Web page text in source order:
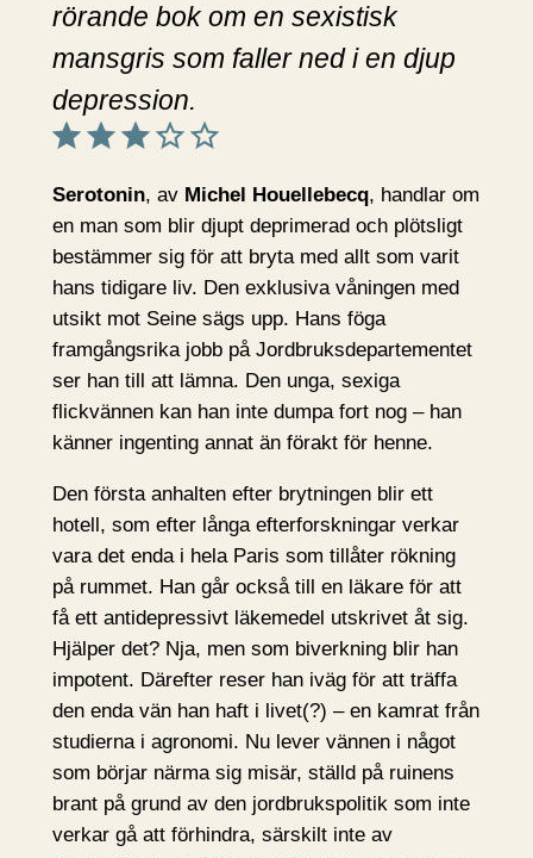
rörande bok om en sexistisk
mansgris som faller ned i en djup
depression.
Serotonin, av Michel Houellebecq, handlar om
en man som blir djupt deprimerad och plötsligt
bestämmer sig för att bryta med allt som varit
hans tidigare liv. Den exklusiva våningen med
utsikt mot Seine sägs upp. Hans föga
framgångsrika jobb på Jordbruksdepartementet
ser han till att lämna. Den unga, sexiga
flickvännen kan han inte dumpa fort nog – han
känner ingenting annat än förakt för henne.
Den första anhalten efter brytningen blir ett
hotell, som efter långa efterforskningar verkar
vara det enda i hela Paris som tillåter rökning
på rummet. Han går också till en läkare för att
få ett antidepressivt läkemedel utskrivet åt sig.
Hjälper det? Nja, men som biverkning blir han
impotent. Därefter reser han iväg för att träffa
den enda vän han haft i livet(?) – en kamrat från
studierna i agronomi. Nu lever vännen i något
som börjar närma sig misär, ställd på ruinens
brant på grund av den jordbrukspolitik som inte
verkar gå att förhindra, särskilt inte av